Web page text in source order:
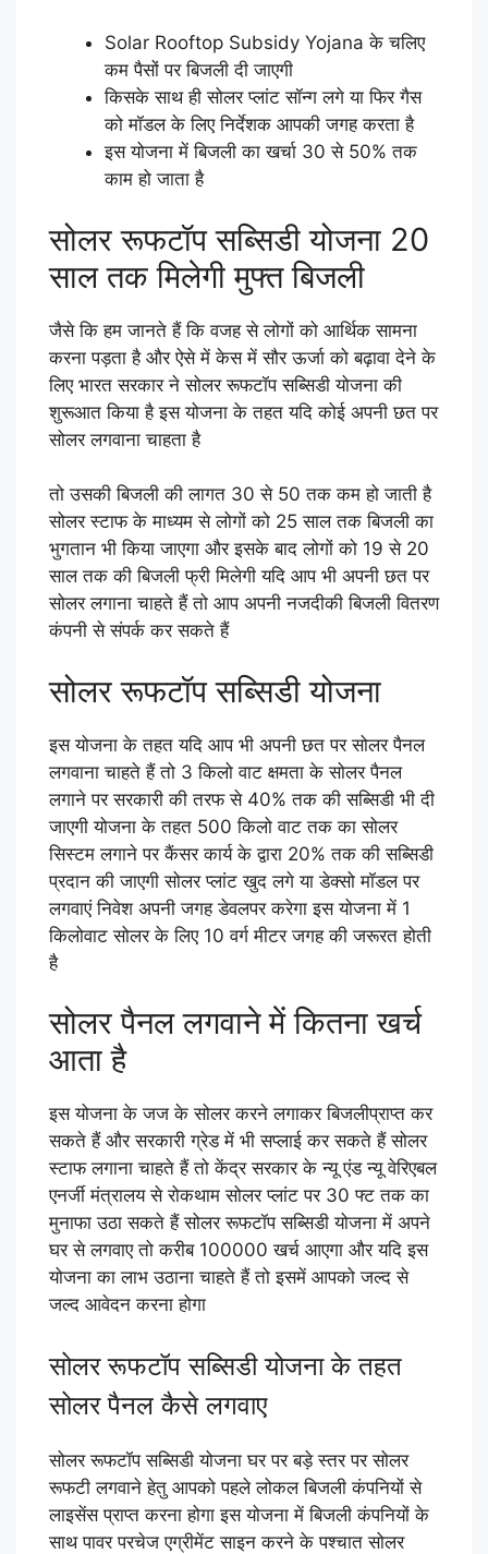
Solar Rooftop Subsidy Yojana के चलिए
कम पैसों पर बिजली दी जाएगी
किसके साथ ही सोलर प्लांट सॉन्ग लगे या फिर गैस
को मॉडल के लिए निर्देशक आपकी जगह करता है
इस योजना में बिजली का खर्चा 30 से 50% तक
काम हो जाता है
सोलर रूफटॉप सब्सिडी योजना 20
साल तक मिलेगी मुफ्त बिजली
जैसे कि हम जानते हैं कि वजह से लोगों को आर्थिक सामना
करना पड़ता है और ऐसे में केस में सौर ऊर्जा को बढ़ावा देने के
लिए भारत सरकार ने सोलर रूफटॉप सब्सिडी योजना की
शुरूआत किया है इस योजना के तहत यदि कोई अपनी छत पर
सोलर लगवाना चाहता है
तो उसकी बिजली की लागत 30 से 50 तक कम हो जाती है
सोलर स्टाफ के माध्यम से लोगों को 25 साल तक बिजली का
भुगतान भी किया जाएगा और इसके बाद लोगों को 19 से 20
साल तक की बिजली फ्री मिलेगी यदि आप भी अपनी छत पर
सोलर लगाना चाहते हैं तो आप अपनी नजदीकी बिजली वितरण
कंपनी से संपर्क कर सकते हैं
सोलर रूफटॉप सब्सिडी योजना
इस योजना के तहत यदि आप भी अपनी छत पर सोलर पैनल
लगवाना चाहते हैं तो 3 किलो वाट क्षमता के सोलर पैनल
लगाने पर सरकारी की तरफ से 40% तक की सब्सिडी भी दी
जाएगी योजना के तहत 500 किलो वाट तक का सोलर
सिस्टम लगाने पर कैंसर कार्य के द्वारा 20% तक की सब्सिडी
प्रदान की जाएगी सोलर प्लांट खुद लगे या डेक्सो मॉडल पर
लगवाएं निवेश अपनी जगह डेवलपर करेगा इस योजना में 1
किलोवाट सोलर के लिए 10 वर्ग मीटर जगह की जरूरत होती
है
सोलर पैनल लगवाने में कितना खर्च
आता है
इस योजना के जज के सोलर करने लगाकर बिजलीप्राप्त कर
सकते हैं और सरकारी ग्रेड में भी सप्लाई कर सकते हैं सोलर
स्टाफ लगाना चाहते हैं तो केंद्र सरकार के न्यू एंड न्यू वेरिएबल
एनर्जी मंत्रालय से रोकथाम सोलर प्लांट पर 30 फ्ट तक का
मुनाफा उठा सकते हैं सोलर रूफटॉप सब्सिडी योजना में अपने
घर से लगवाए तो करीब 100000 खर्च आएगा और यदि इस
योजना का लाभ उठाना चाहते हैं तो इसमें आपको जल्द से
जल्द आवेदन करना होगा
सोलर रूफटॉप सब्सिडी योजना के तहत
सोलर पैनल कैसे लगवाए
सोलर रूफटॉप सब्सिडी योजना घर पर बड़े स्तर पर सोलर
रूफटी लगवाने हेतु आपको पहले लोकल बिजली कंपनियों से
लाइसेंस प्राप्त करना होगा इस योजना में बिजली कंपनियों के
साथ पावर परचेज एग्रीमेंट साइन करने के पश्चात सोलर